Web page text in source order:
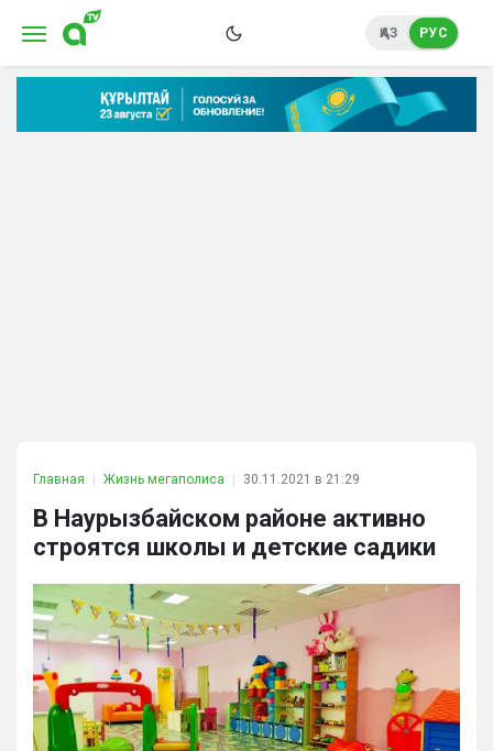
ҚАЗ РУС
Главная Жизнь мегаполиса 30.11.2021 в 21:29
В Наурызбайском районе активно
строятся школы и детские садики